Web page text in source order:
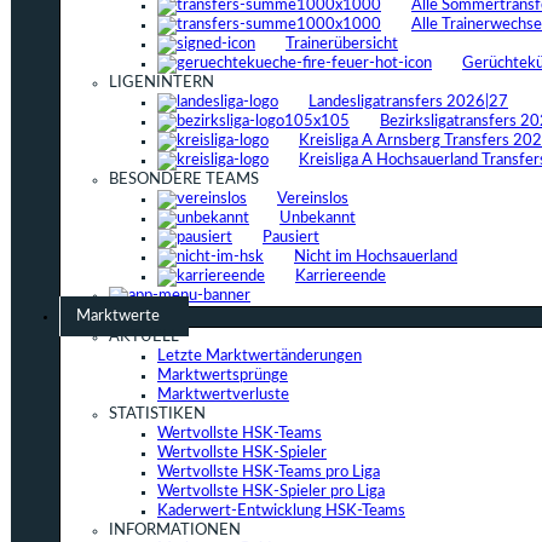
Alle
Alle
Trainerübersicht
LIGENINTERN
Landesligatransfers 2026|27
Bezirksligatransfers
Kreisliga A Arnsberg Transfers
Kreisliga A Hochsauerland
BESONDERE TEAMS
Vereinslos
Unbekannt
Pausiert
Nicht im Hochsauerland
Karriereende
Marktwerte
AKTUELL
Letzte Marktwertänderungen
Marktwertsprünge
Marktwertverluste
STATISTIKEN
Wertvollste HSK-Teams
Wertvollste HSK-Spieler
Wertvollste HSK-Teams pro Liga
Wertvollste HSK-Spieler pro Liga
Kaderwert-Entwicklung HSK-Teams
INFORMATIONEN